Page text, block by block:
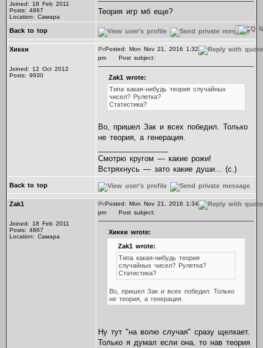
Joined: 18 Feb 2011
Posts: 4867
Location: Самара
Теория игр мб еще?
Back to top
Хикки
Joined: 12 Oct 2012
Posts: 9930
Posted: Mon Nov 21, 2016 1:32
pm
Post subject:
Zak1 wrote:
Типа какая-нибудь теория случайных
чисел? Рулетка?
Статистика?
Во, пришел Зак и всех победил. Только
не теория, а генерация.
Смотрю кругом — какие рожи!
Встряхнусь — зато какие души... (с.)
Back to top
Zak1
Joined: 18 Feb 2011
Posts: 4867
Location: Самара
Posted: Mon Nov 21, 2016 1:34
pm
Post subject:
Хикки wrote:
Zak1 wrote:
Типа какая-нибудь теория
случайных чисел? Рулетка?
Статистика?
Во, пришел Зак и всех победил. Только
не теория, а генерация.
Ну тут "на волю случая" сразу щелкает.
Только я думал если она, то нав теория